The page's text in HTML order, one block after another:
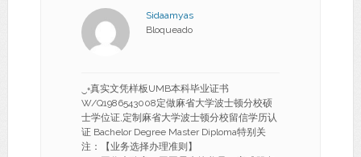
Sidaamyas
Bloqueado
‿◦真实文凭样板UMB本科毕业证书
W/Q1986543008定做麻省大学波士顿分校硕
士学位证,定制麻省大学波士顿分校留信学历认
证 Bachelor Degree Master Diploma特别关
注：【业务选择办理准则】